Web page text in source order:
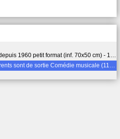
1960 petit format (inf. 70x50 cm) - 15 FI
de sortie Comédie musicale (11-12 mai 85)